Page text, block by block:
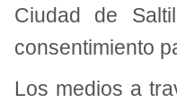
Ciudad de
consentimiento
Los medios a